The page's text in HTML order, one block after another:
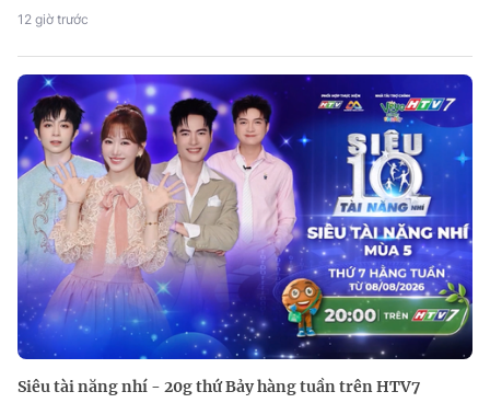
12 giờ trước
Siêu tài năng nhí - 20g thứ Bảy hàng tuần trên HTV7